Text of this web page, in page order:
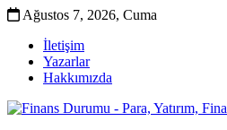
Ağustos 7, 2026, Cuma
İletişim
Yazarlar
Hakkımızda